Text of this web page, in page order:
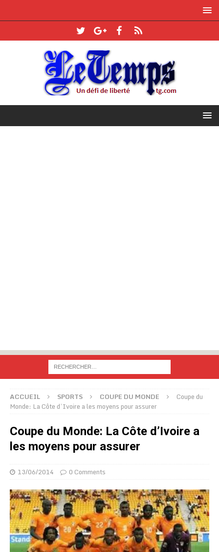
ACCUEIL SPORTS COUPE DU MONDE
Coupe du
Monde: La Côte d’Ivoire a les moyens pour assurer
Coupe du Monde: La Côte d’Ivoire a
les moyens pour assurer
13/06/2014 0 Comments